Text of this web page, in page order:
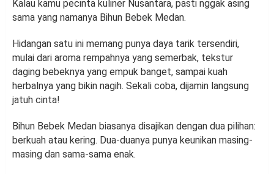
Kalau kamu pecinta kuliner Nusantara, pasti nggak asing
sama yang namanya Bihun Bebek Medan.
Hidangan satu ini memang punya daya tarik tersendiri,
mulai dari aroma rempahnya yang semerbak, tekstur
daging bebeknya yang empuk banget, sampai kuah
herbalnya yang bikin nagih. Sekali coba, dijamin langsung
jatuh cinta!
Bihun Bebek Medan biasanya disajikan dengan dua pilihan:
berkuah atau kering. Dua-duanya punya keunikan masing-
masing dan sama-sama enak.